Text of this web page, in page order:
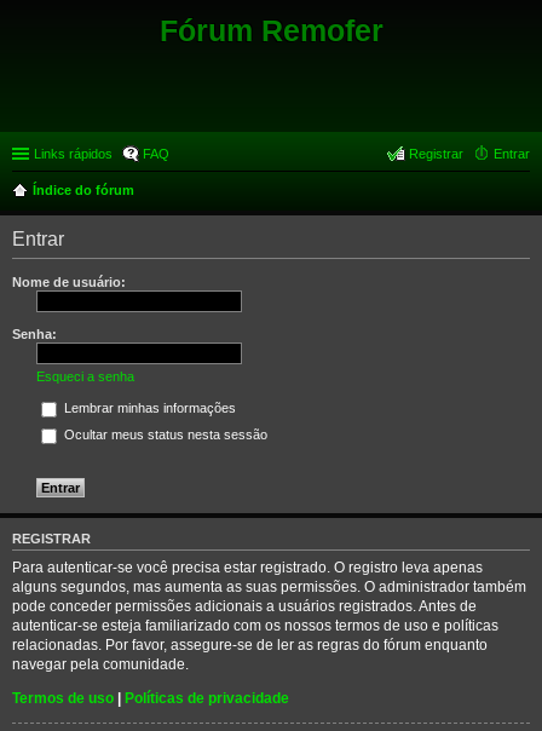
Fórum Remofer
Links rápidos FAQ Entrar
Registrar
Índice do fórum
Entrar
Nome de usuário:
Senha:
Esqueci a senha
Lembrar minhas informações
Ocultar meus status nesta sessão
REGISTRAR
Para autenticar-se você precisa estar registrado. O registro leva apenas
alguns segundos, mas aumenta as suas permissões. O administrador também
pode conceder permissões adicionais a usuários registrados. Antes de
autenticar-se esteja familiarizado com os nossos termos de uso e políticas
relacionadas. Por favor, assegure-se de ler as regras do fórum enquanto
navegar pela comunidade.
Termos de uso | Políticas de privacidade